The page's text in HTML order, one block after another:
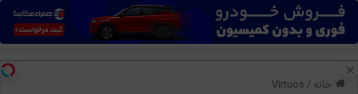
منو
خانه /
Virtuos